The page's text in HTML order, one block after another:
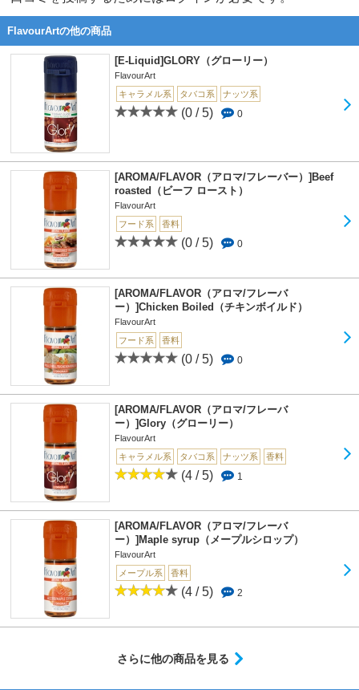
FlavourArtの他の商品
[E-Liquid]GLORY（グローリー）
FlavourArt
キャラメル系
タバコ系 ナッツ系
(0 / 5) 0
[AROMA/FLAVOR（アロマ/フレーバー）]Beef
roasted（ビーフ ロースト）
FlavourArt
フード系
香料
(0 / 5) 0
[AROMA/FLAVOR（アロマ/フレーバ
ー）]Chicken Boiled（チキンボイルド）
FlavourArt
フード系
香料
(0 / 5) 0
[AROMA/FLAVOR（アロマ/フレーバ
ー）]Glory（グローリー）
FlavourArt
キャラメル系
タバコ系 ナッツ系 香料
(4 / 5) 1
[AROMA/FLAVOR（アロマ/フレーバ
ー）]Maple syrup（メープルシロップ）
FlavourArt
メープル系
香料
(4 / 5) 2
さらに他の商品を見る